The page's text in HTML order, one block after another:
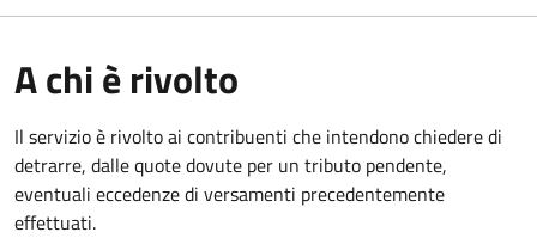
A chi è rivolto
Il servizio è rivolto ai contribuenti che intendono chiedere di
detrarre, dalle quote dovute per un tributo pendente,
eventuali eccedenze di versamenti precedentemente
effettuati.